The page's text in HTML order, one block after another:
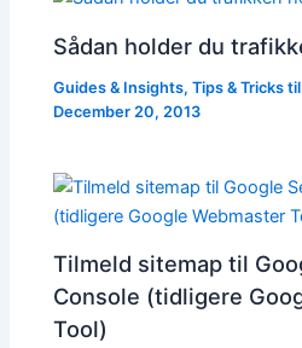
Sådan holder du
Guides & Insights,Tips & Tricks
December 20, 2013
Tilmeld sitemap til
Console (tidligere
Tool)